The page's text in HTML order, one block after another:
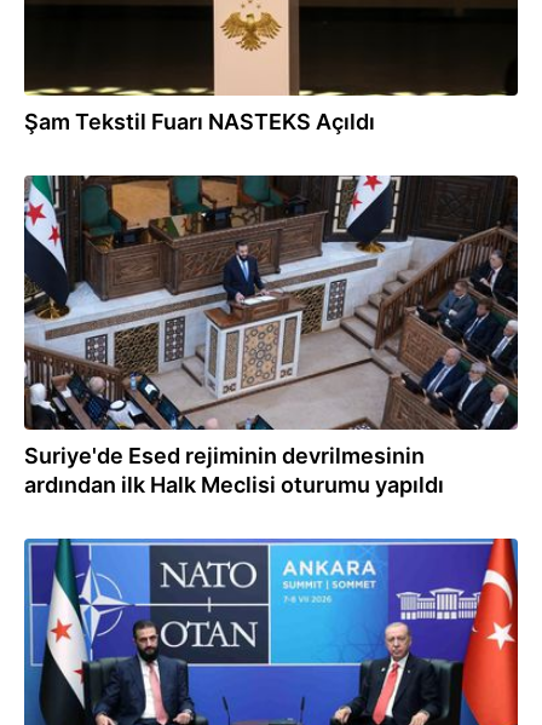
Şam Tekstil Fuarı NASTEKS Açıldı
12.07.2026
Suriye'de Esed rejiminin devrilmesinin
ardından ilk Halk Meclisi oturumu yapıldı
08.07.2026